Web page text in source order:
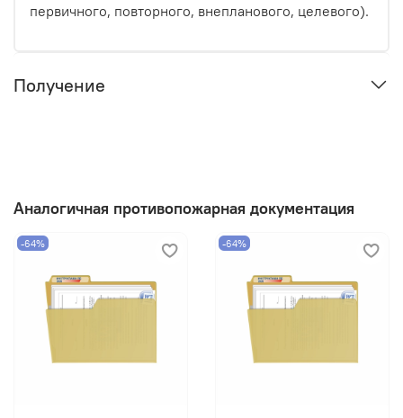
первичного, повторного, внепланового, целевого).
Получение
Аналогичная противопожарная документация
-64% -64%